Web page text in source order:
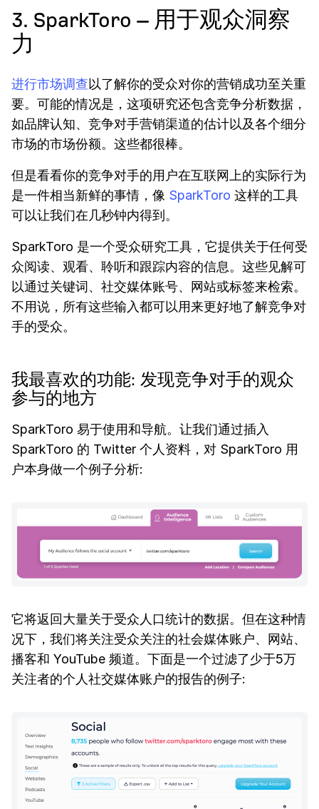
3. SparkToro – 用于观众洞察
力
进行市场调查以了解你的受众对你的营销成功至关重
要。可能的情况是，这项研究还包含竞争分析数据，
如品牌认知、竞争对手营销渠道的估计以及各个细分
市场的市场份额。这些都很棒。
但是看看你的竞争对手的用户在互联网上的实际行为
是一件相当新鲜的事情，像 SparkToro 这样的工具
可以让我们在几秒钟内得到。
SparkToro 是一个受众研究工具，它提供关于任何受
众阅读、观看、聆听和跟踪内容的信息。这些见解可
以通过关键词、社交媒体账号、网站或标签来检索。
不用说，所有这些输入都可以用来更好地了解竞争对
手的受众。
我最喜欢的功能: 发现竞争对手的观众
参与的地方
SparkToro 易于使用和导航。让我们通过插入
SparkToro 的 Twitter 个人资料，对 SparkToro 用
户本身做一个例子分析:
它将返回大量关于受众人口统计的数据。但在这种情
况下，我们将关注受众关注的社会媒体账户、网站、
播客和 YouTube 频道。下面是一个过滤了少于5万
关注者的个人社交媒体账户的报告的例子: